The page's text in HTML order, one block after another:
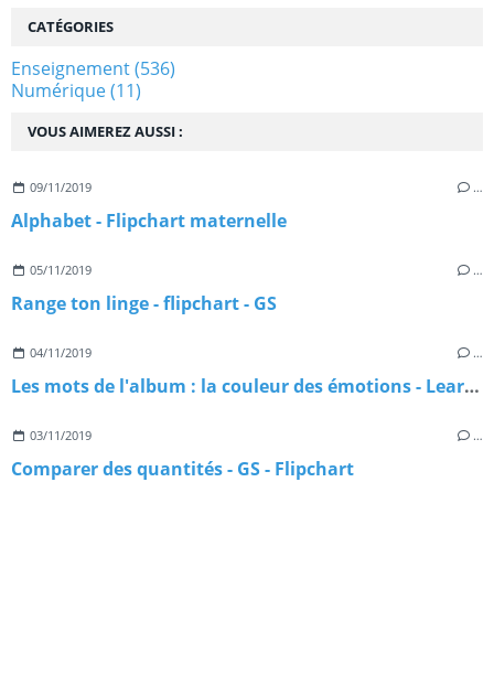
VOUS AIMEREZ AUSSI :
09/11/2019 …
Alphabet - Flipchart maternelle
05/11/2019 …
Range ton linge - flipchart - GS
04/11/2019 …
Les mots de l'album : la couleur des émotions - Learningapps
03/11/2019 …
Comparer des quantités - GS - Flipchart
CATÉGORIES
Enseignement(536)
Numérique(11)